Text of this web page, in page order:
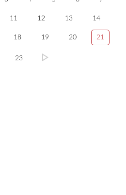
11 12 13 14
18 19 20 21
23